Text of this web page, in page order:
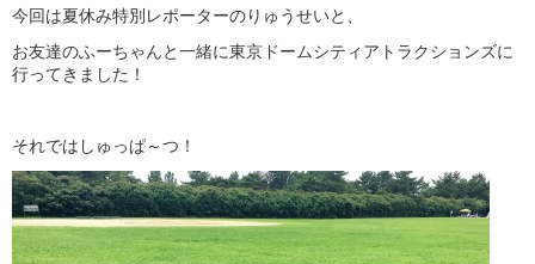
今回は夏休み特別レポーターのりゅうせいと、
お友達のふーちゃんと一緒に東京ドームシティアトラクションズに
行ってきました！
それではしゅっぱ～つ！